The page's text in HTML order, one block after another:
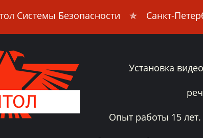
Системы Безопасности ✯ Санкт-
Установка
Опыт работы 15